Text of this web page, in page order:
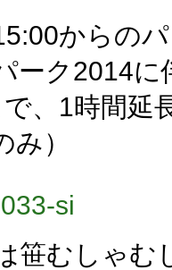
からの
ーク2014に
、1時間延
）
笹むしゃむ